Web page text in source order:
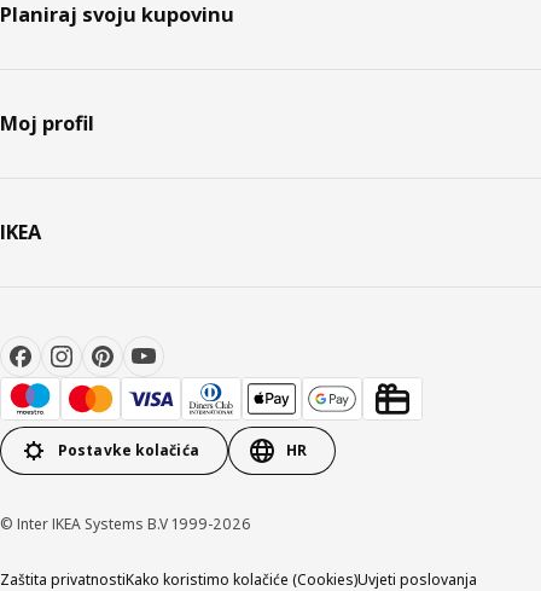
Planiraj svoju kupovinu
Moj profil
IKEA
Postavke kolačića HR
© Inter IKEA Systems B.V 1999-2026
Zaštita privatnostiKako koristimo kolačiće (Cookies)Uvjeti poslovanja